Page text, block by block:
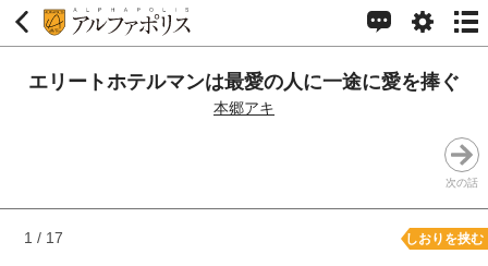
エリートホテルマンは最愛の人に一途に愛を捧ぐ
本郷アキ
次の話
1 / 17 しおりを挟む